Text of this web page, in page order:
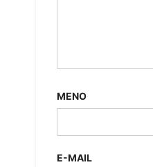
MENO
E-MAIL